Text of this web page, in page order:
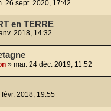
26 sept. 2020, 17:42
en TERRE
2018, 14:32
»mar. 24 déc. 2019, 11:52
févr. 2018, 19:55